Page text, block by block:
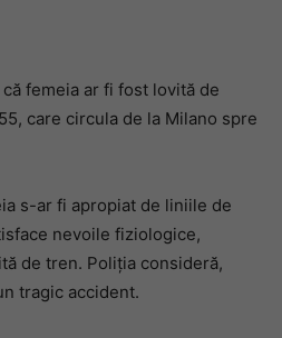
femeia ar fi fost lovită de
care circula de la Milano spre
s-ar fi apropiat de liniile de
nevoile fiziologice,
de tren. Poliția consideră,
tragic accident.